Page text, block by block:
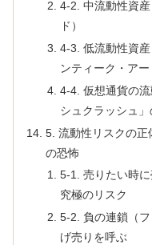
4-2. 中流動性資
ド）
4-3. 低流動性資
ンティーク・アー
4-4. 仮想通貨の
シュクラッシュ
5. 流動性リスクの正
の恐怖
5-1. 売りたい時
究極のリスク
5-2. 負の連鎖（
げ売りを呼ぶ